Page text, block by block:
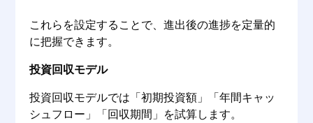
これらを設定することで、進出後の進捗を定量的
に把握できます。
投資回収モデル
投資回収モデルでは「初期投資額」「年間キャッ
シュフロー」「回収期間」を試算します。